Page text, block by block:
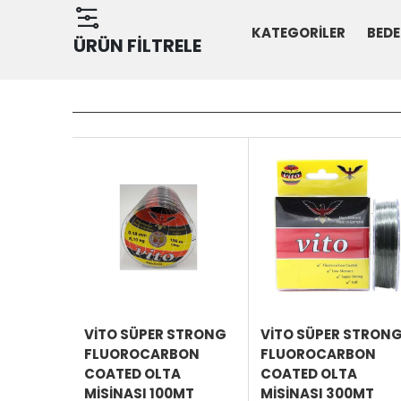
ÜRÜN FİLTRELE
KATEGORİLER
VITO SÜPER STRONG
FLUOROCARBON
COATED OLTA
MISINASI 100MT
VITO SÜPER STRONG
FLUOROCARBON
COATED OLTA
MISINASI 300MT